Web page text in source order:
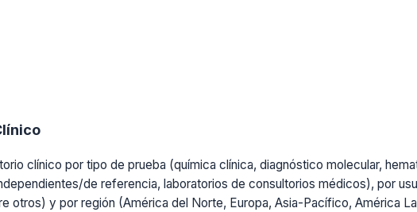
clínico por tipo de prueba (química clínica, diagnóstico molecular,
de referencia, laboratorios de consultorios médicos), por
otros) y por región (América del Norte, Europa, Asia-Pacífico, América